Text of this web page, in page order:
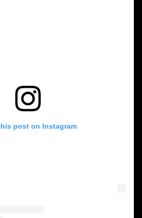
post on Instagram